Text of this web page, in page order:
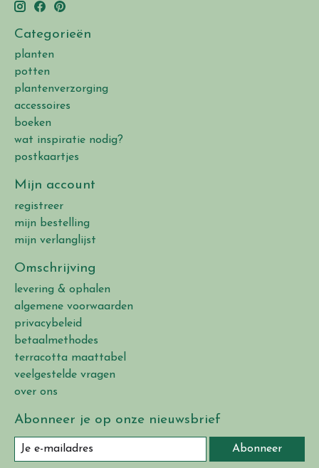
Categorieën
planten
potten
plantenverzorging
accessoires
boeken
wat inspiratie nodig?
postkaartjes
Mijn account
registreer
mijn bestelling
mijn verlanglijst
Omschrijving
levering & ophalen
algemene voorwaarden
privacybeleid
betaalmethodes
terracotta maattabel
veelgestelde vragen
over ons
Abonneer je op onze nieuwsbrief
Abonneer